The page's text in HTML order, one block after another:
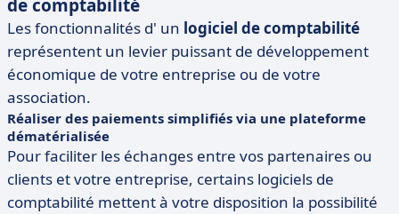
de comptabilité
Les fonctionnalités d' un logiciel de comptabilité
représentent un levier puissant de développement
économique de votre entreprise ou de votre
association.
Réaliser des paiements simplifiés via une plateforme
dématérialisée
Pour faciliter les échanges entre vos partenaires ou
clients et votre entreprise, certains logiciels de
comptabilité mettent à votre disposition la possibilité